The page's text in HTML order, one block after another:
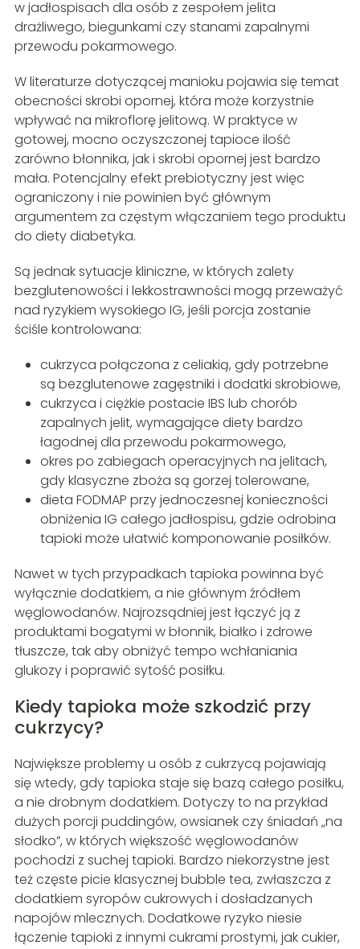
w jadłospisach dla osób z zespołem jelita
drażliwego, biegunkami czy stanami zapalnymi
przewodu pokarmowego.
W literaturze dotyczącej manioku pojawia się temat
obecności skrobi opornej, która może korzystnie
wpływać na mikroflorę jelitową. W praktyce w
gotowej, mocno oczyszczonej tapioce ilość
zarówno błonnika, jak i skrobi opornej jest bardzo
mała. Potencjalny efekt prebiotyczny jest więc
ograniczony i nie powinien być głównym
argumentem za częstym włączaniem tego produktu
do diety diabetyka.
Są jednak sytuacje kliniczne, w których zalety
bezglutenowości i lekkostrawności mogą przeważyć
nad ryzykiem wysokiego IG, jeśli porcja zostanie
ściśle kontrolowana:
cukrzyca połączona z celiakią, gdy potrzebne
są bezglutenowe zagęstniki i dodatki skrobiowe,
cukrzyca i ciężkie postacie IBS lub chorób
zapalnych jelit, wymagające diety bardzo
łagodnej dla przewodu pokarmowego,
okres po zabiegach operacyjnych na jelitach,
gdy klasyczne zboża są gorzej tolerowane,
dieta FODMAP przy jednoczesnej konieczności
obniżenia IG całego jadłospisu, gdzie odrobina
tapioki może ułatwić komponowanie posiłków.
Nawet w tych przypadkach tapioka powinna być
wyłącznie dodatkiem, a nie głównym źródłem
węglowodanów. Najrozsądniej jest łączyć ją z
produktami bogatymi w błonnik, białko i zdrowe
tłuszcze, tak aby obniżyć tempo wchłaniania
glukozy i poprawić sytość posiłku.
Kiedy tapioka może szkodzić przy
cukrzycy?
Największe problemy u osób z cukrzycą pojawiają
się wtedy, gdy tapioka staje się bazą całego posiłku,
a nie drobnym dodatkiem. Dotyczy to na przykład
dużych porcji puddingów, owsianek czy śniadań „na
słodko”, w których większość węglowodanów
pochodzi z suchej tapioki. Bardzo niekorzystne jest
też częste picie klasycznej bubble tea, zwłaszcza z
dodatkiem syropów cukrowych i dosładzanych
napojów mlecznych. Dodatkowe ryzyko niesie
łączenie tapioki z innymi cukrami prostymi, jak cukier,